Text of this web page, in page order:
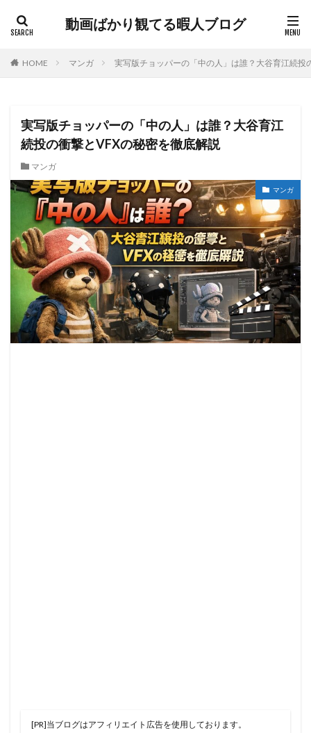
動画ばかり観てる暇人ブログ
HOME マンガ 実写版チョッパーの「中の人」は誰？大谷育江続投
実写版チョッパーの「中の人」は誰？大谷育江
続投の衝撃とVFXの秘密を徹底解説
マンガ
マンガ
[PR]当ブログはアフィリエイト広告を使用しております。